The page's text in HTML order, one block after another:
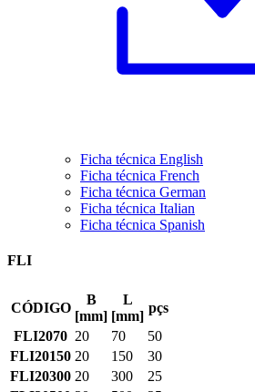
Ficha técnica English
Ficha técnica French
Ficha técnica German
Ficha técnica Italian
Ficha técnica Spanish
FLI
CÓDIGO
B
[mm]
L
[mm]
pçs
FLI2070 20 70
50
FLI20150 20 150
30
FLI20300 20 300
25